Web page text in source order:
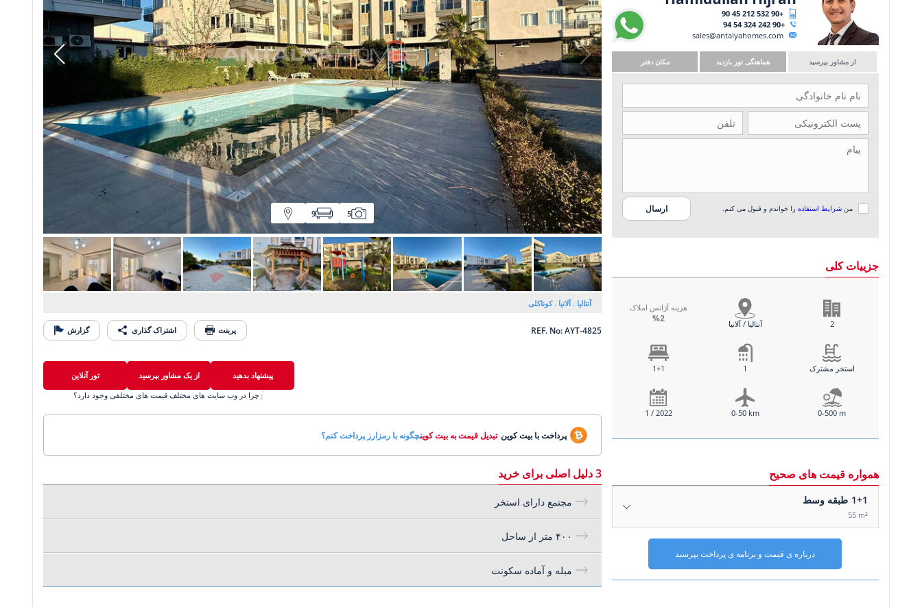
5
9
آنتالیا آلانیا کوناکلی
REF. No: AYT-4825 پرینت اشتراک گذاری گزارش
پیشنهاد بدهید از یک مشاور بپرسید
تور آنلاین
چرا در وب سایت های مختلف قیمت های مختلفی وجود دارد؟
پرداخت با بیت کوین تبدیل قیمت به بیت کوینچگونه با رمزارز پرداخت کنم؟
+90 532 212 45 90
+90 242 324 54 94
sales@antalyahomes.com
از مشاور بپرسید هماهنگی تور بازدید مکان دفتر
من شرایط استفاده را خواندم و قبول می کنم.
جزییات کلی
هزینه آژانس املاک
%2 آنتالیا / آلانیا 2
1+1 1 استخر مشترک
1 / 2022 0-50 km 0-500 m
همواره قیمت های صحیح
1+1 طبقه وسط
55 m²
درباره ی قیمت و برنامه ی پرداخت بپرسید
3 دلیل اصلی برای خرید
مجتمع دارای استخر
۴۰۰ متر از ساحل
مبله و آماده سکونت